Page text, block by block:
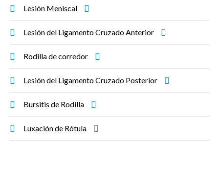
Lesión Meniscal
Lesión del Ligamento Cruzado Anterior
Rodilla de corredor
Lesión del Ligamento Cruzado Posterior
Bursitis de Rodilla
Luxación de Rótula